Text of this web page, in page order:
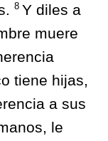
8 Y diles a
muere
tiene hijas,
a sus
le